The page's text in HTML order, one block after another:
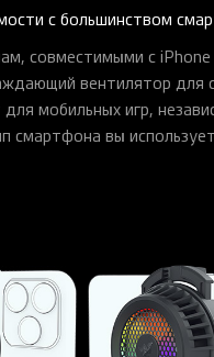
с большинством
совместимыми с
вентилятор для
мобильных игр,
смартфона вы